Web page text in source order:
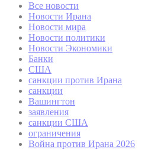
Все новости
Новости Ирана
Новости мира
Новости политики
Новости Экономики
Банки
США
санкции против Ирана
санкции
Вашингтон
заявления
санкции США
ограничения
Война против Ирана 2026